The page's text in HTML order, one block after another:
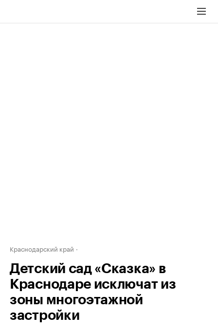
Краснодарский край
Детский сад «Сказка» в
Краснодаре исключат из
зоны многоэтажной
застройки